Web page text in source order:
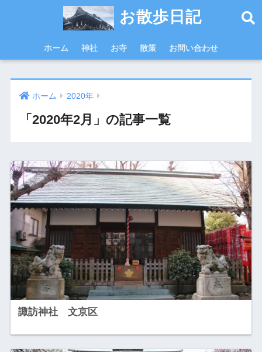
お散歩日記
ホーム 神社 お寺 散策 お問い合わせ
ホーム 2020年
「2020年2月」の記事一覧
諏訪神社 文京区